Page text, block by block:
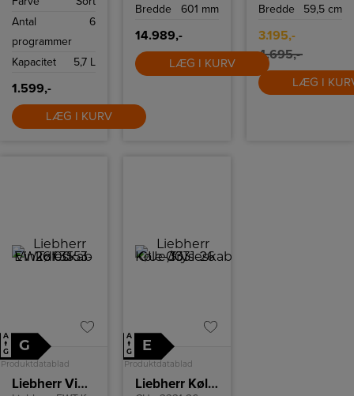
Antal
programmer
6
Kapacitet 5,7 L
1.599,-
LÆG I KURV
Bredde
601 mm
14.989,-
LÆG I KURV
vaske små
energivenligt, da
maskinen
automatisk
tilpasser
vandforbruget
efter
tøjmængden. En
Bredde
59,5 cm
3.195,-
4.695,-
LÆG I
A
↑
G
G
Produktdatablad
Liebherr Vinkøleskab EWTdf 3553-26 00
A
↑
G
E
Produktdatablad
Liebherr Køle-/fryseskab